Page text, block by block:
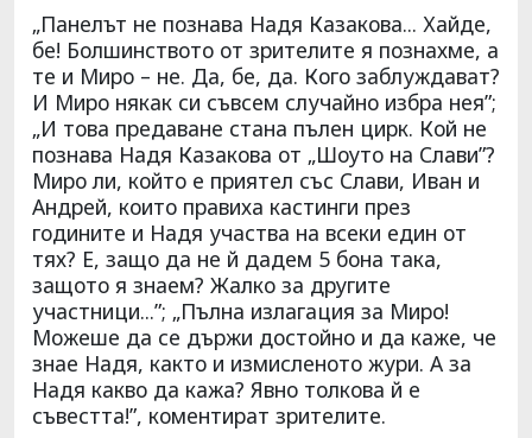
„Панелът не познава Надя Казакова... Хайде,
бе! Болшинството от зрителите я познахме, а
те и Миро – не. Да, бе, да. Кого заблуждават?
И Миро някак си съвсем случайно избра нея”;
„И това предаване стана пълен цирк. Кой не
познава Надя Казакова от „Шоуто на Слави”?
Миро ли, който е приятел със Слави, Иван и
Андрей, които правиха кастинги през
годините и Надя участва на всеки един от
тях? Е, защо да не й дадем 5 бона така,
защото я знаем? Жалко за другите
участници...”; „Пълна излагация за Миро!
Можеше да се държи достойно и да каже, че
знае Надя, както и измисленото жури. А за
Надя какво да кажа? Явно толкова й е
съвестта!”, коментират зрителите.